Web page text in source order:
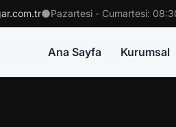
Pazartesi - Cumartesi:
Ana Sayfa Kurumsal